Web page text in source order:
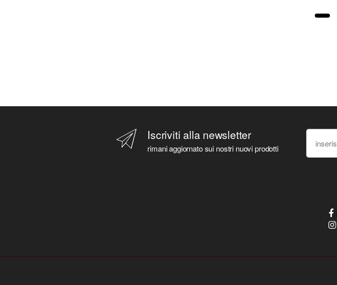
Iscriviti alla newsletter
rimani aggiornato sui nostri nuovi prodotti